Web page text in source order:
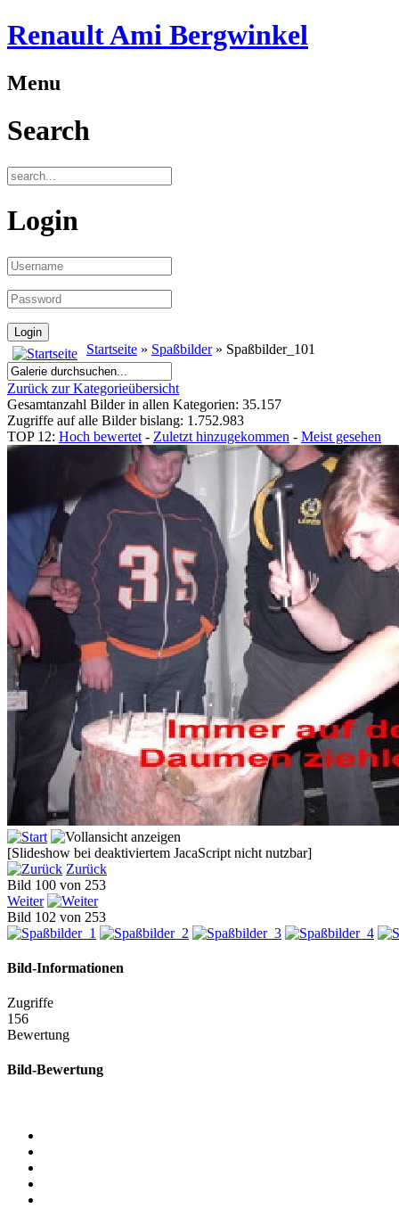
Renault Ami Bergwinkel
Menu
Search
Login
Startseite » Spaßbilder» Spaßbilder_101
Zurück zur Kategorieübersicht
Gesamtanzahl Bilder in allen Kategorien: 35.157
Zugriffe auf alle Bilder bislang: 1.752.983
TOP 12: Hoch bewertet - Zuletzt hinzugekommen - Meist gesehen
[Slideshow bei deaktiviertem JacaScript nicht nutzbar]
Zurück
Bild 100 von 253
Weiter
Bild 102 von 253
Bild-Informationen
Zugriffe
156
Bewertung
Bild-Bewertung